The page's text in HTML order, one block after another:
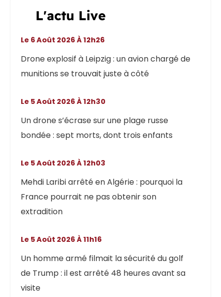
L'actu Live
Drone explosif à Leipzig : un avion chargé de
munitions se trouvait juste à côté
Le 6 Août 2026 À 12h26
Un drone s’écrase sur une plage russe
bondée : sept morts, dont trois enfants
Le 5 Août 2026 À 12h30
Mehdi Laribi arrêté en Algérie : pourquoi la
France pourrait ne pas obtenir son
extradition
Le 5 Août 2026 À 12h03
Un homme armé filmait la sécurité du golf
de Trump : il est arrêté 48 heures avant sa
visite
Le 5 Août 2026 À 11h16